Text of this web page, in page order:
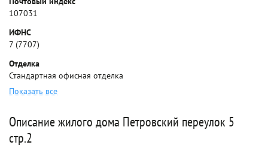
107031
ИФНС
7 (7707)
Отделка
Стандартная офисная отделка
Показать все
Описание жилого дома Петровский переулок 5
стр.2